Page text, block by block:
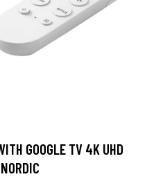
GOOGLE TV 4K UHD